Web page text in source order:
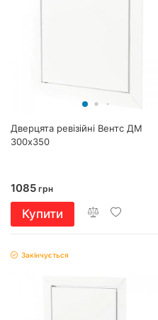
Дверцята ревізійні Вентс ДМ
300х350
1085 грн
Купити
Закінчується